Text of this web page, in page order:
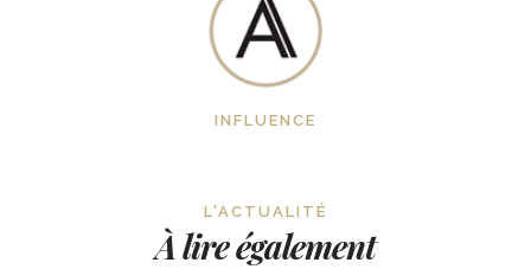
INFLUENCE
L'ACTUALITÉ
À lire également